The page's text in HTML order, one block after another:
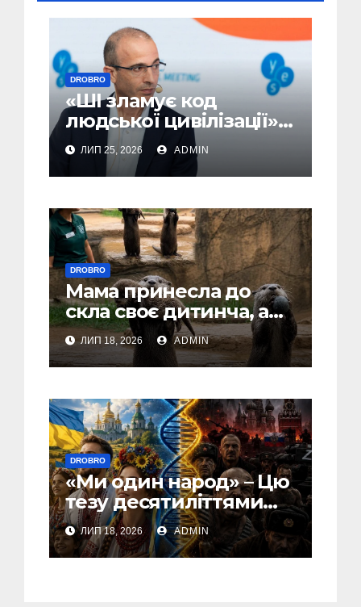
DROBRO
«ШІ зламує код
людської цивілізації» –
Юваль Ной Харарі
(Відео)
ЛИП 25, 2026 ADMIN
DROBRO
Мама принесла до
скла своє дитинча, а
тато… гордо показав
камінець
ЛИП 18, 2026 ADMIN
DROBRO
«Ми один народ» – Цю
тезу десятиліттями
повторювала
російська пропаганда
ЛИП 18, 2026 ADMIN